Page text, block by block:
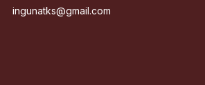
ingunatks@gmail.com